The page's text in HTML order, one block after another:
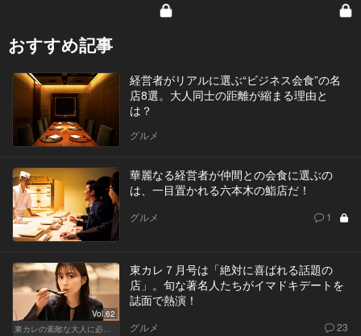
おすすめ記事
経営者がリアルに選ぶ“ビジネス会食”の名
店8選。大人同士の距離が縮まる理由と
は？
グルメ
華麗なる経営者が仲間との会食に選ぶの
は、一目置かれる六本木の鮨店だ！
グルメ 1
Vol.62
東カレの素敵な大人に必要なこと
東カレ７月号は「絶対に喜ばれる話題の
店」。旬な著名人たちがイマドキデートを
誌面で熱演！
グルメ 23